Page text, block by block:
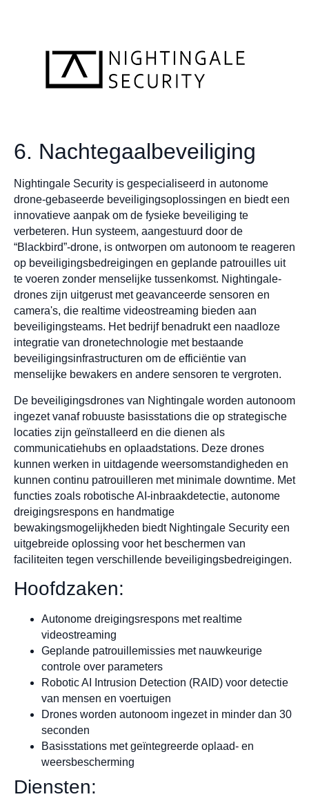
6. Nachtegaalbeveiliging
Nightingale Security is gespecialiseerd in autonome
drone-gebaseerde beveiligingsoplossingen en biedt een
innovatieve aanpak om de fysieke beveiliging te
verbeteren. Hun systeem, aangestuurd door de
“Blackbird”-drone, is ontworpen om autonoom te reageren
op beveiligingsbedreigingen en geplande patrouilles uit
te voeren zonder menselijke tussenkomst. Nightingale-
drones zijn uitgerust met geavanceerde sensoren en
camera's, die realtime videostreaming bieden aan
beveiligingsteams. Het bedrijf benadrukt een naadloze
integratie van dronetechnologie met bestaande
beveiligingsinfrastructuren om de efficiëntie van
menselijke bewakers en andere sensoren te vergroten.
De beveiligingsdrones van Nightingale worden autonoom
ingezet vanaf robuuste basisstations die op strategische
locaties zijn geïnstalleerd en die dienen als
communicatiehubs en oplaadstations. Deze drones
kunnen werken in uitdagende weersomstandigheden en
kunnen continu patrouilleren met minimale downtime. Met
functies zoals robotische AI-inbraakdetectie, autonome
dreigingsrespons en handmatige
bewakingsmogelijkheden biedt Nightingale Security een
uitgebreide oplossing voor het beschermen van
faciliteiten tegen verschillende beveiligingsbedreigingen.
Hoofdzaken:
Autonome dreigingsrespons met realtime
videostreaming
Geplande patrouillemissies met nauwkeurige
controle over parameters
Robotic AI Intrusion Detection (RAID) voor detectie
van mensen en voertuigen
Drones worden autonoom ingezet in minder dan 30
seconden
Basisstations met geïntegreerde oplaad- en
weersbescherming
Diensten: